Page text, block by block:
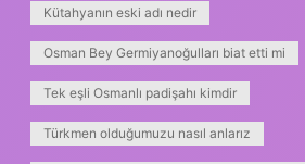
Kütahyanın eski adı nedir
Osman Bey Germiyanoğulları biat etti mi
Tek eşli Osmanlı padişahı kimdir
Türkmen olduğumuzu nasıl anlarız